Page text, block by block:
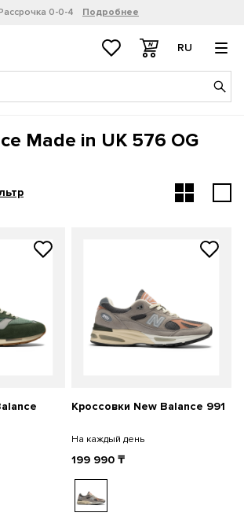
0-0-4 Подробнее
RU
Made in UK 576 OG
Кроссовки New Balance 991
На каждый день
199 990 ₸